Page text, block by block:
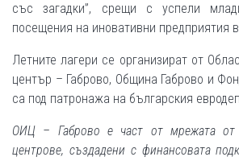
със загадки”, срещи с успели
посещения на иновативни предприятия
Летните лагери се организират от
център – Габрово, Община Габрово и
са под патронажа на българския
ОИЦ – Габрово е част от мрежата от
центрове, създадени с финансовата